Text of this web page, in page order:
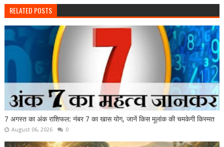
RELATED POSTS
7 अगस्त का अंक राशिफल: नंबर 7 का खास योग, जानें किस मूलांक की चमकेगी किस्मत
August 06, 2026 0